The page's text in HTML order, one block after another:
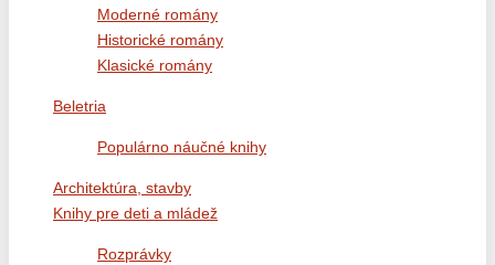
Moderné romány
Historické romány
Klasické romány
Beletria
Populárno náučné knihy
Architektúra, stavby
Knihy pre deti a mládež
Rozprávky